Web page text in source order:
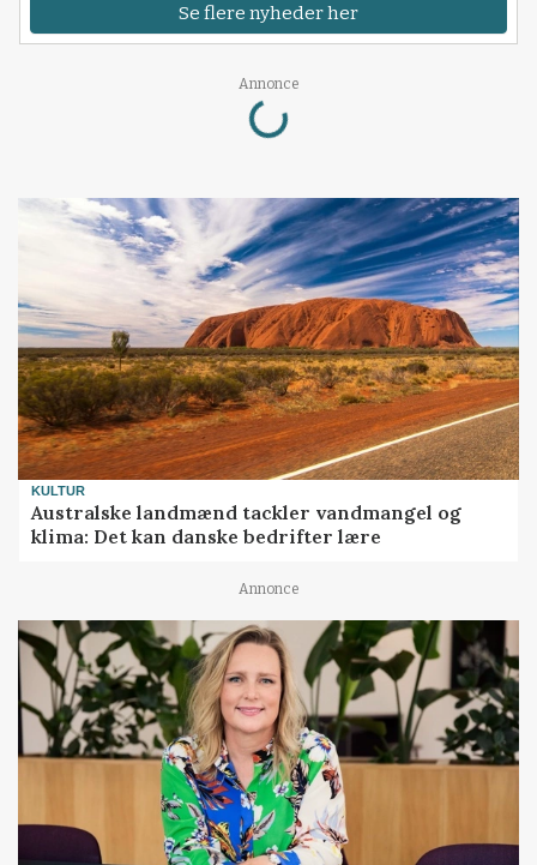
Se flere nyheder her
Annonce
Loading...
KULTUR
Australske landmænd tackler vandmangel og
klima: Det kan danske bedrifter lære
Annonce